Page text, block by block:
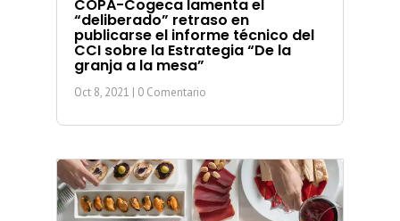
COPA-Cogeca lamenta el
“deliberado” retraso en
publicarse el informe técnico del
CCI sobre la Estrategia “De la
granja a la mesa”
Oct 8, 2021 | 0 Comentario